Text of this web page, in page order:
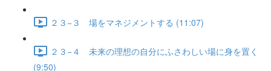
２３−３ 場をマネジメントする (11:07)
２３−４ 未来の理想の自分にふさわしい場に身を置く
(9:50)